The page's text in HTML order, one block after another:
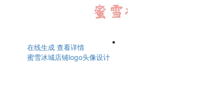
在线生成 查看详情
蜜雪冰城店铺logo头像设计